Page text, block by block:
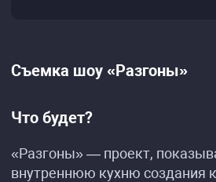
Съемка шоу «Разгоны»
Что будет?
«Разгоны» — проект,
внутреннюю кухню создания